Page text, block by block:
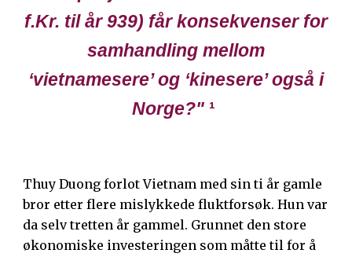
f.Kr. til år 939) får konsekvenser for
samhandling mellom
‘vietnamesere’ og ‘kinesere’ også i
Norge?" ¹
Thuy Duong forlot Vietnam med sin ti år gamle
bror etter flere mislykkede fluktforsøk. Hun var
da selv tretten år gammel. Grunnet den store
økonomiske investeringen som måtte til for å